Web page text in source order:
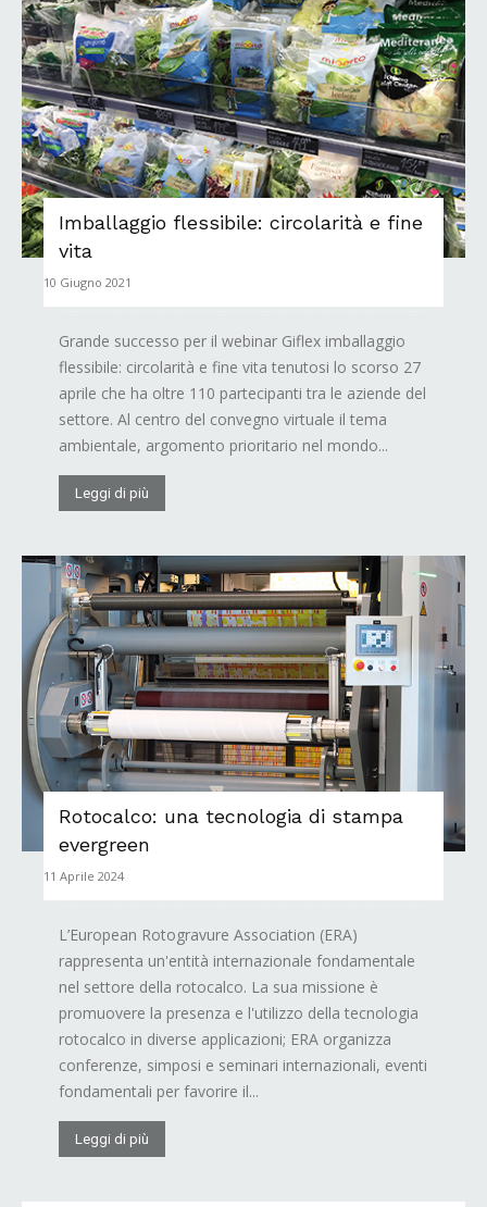
Imballaggio flessibile: circolarità e fine
vita
10 Giugno 2021
Grande successo per il webinar Giflex imballaggio
flessibile: circolarità e fine vita tenutosi lo scorso 27
aprile che ha oltre 110 partecipanti tra le aziende del
settore. Al centro del convegno virtuale il tema
ambientale, argomento prioritario nel mondo...
Leggi di più
Rotocalco: una tecnologia di stampa
evergreen
11 Aprile 2024
L’European Rotogravure Association (ERA)
rappresenta un'entità internazionale fondamentale
nel settore della rotocalco. La sua missione è
promuovere la presenza e l'utilizzo della tecnologia
rotocalco in diverse applicazioni; ERA organizza
conferenze, simposi e seminari internazionali, eventi
fondamentali per favorire il...
Leggi di più